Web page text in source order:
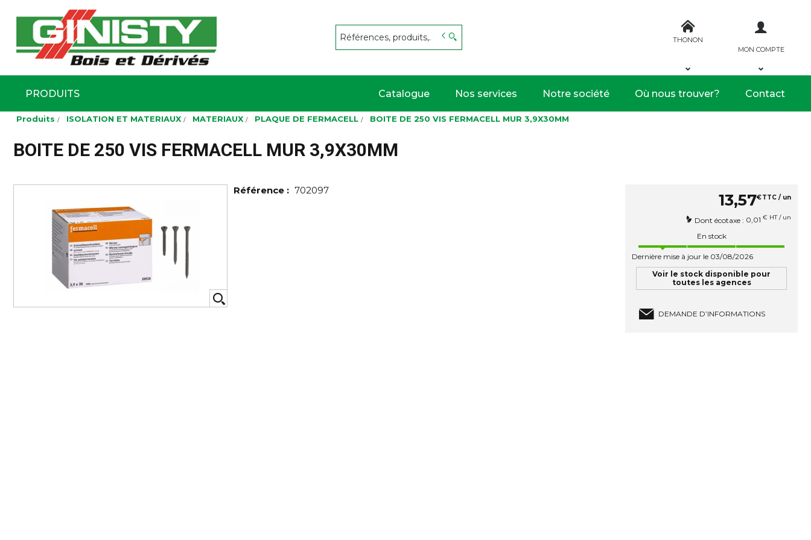
Aller
principal
THONON
MON COMPTE
PRODUITS Catalogue Nos services Notre société Où nous trouver? Contact
Produits ISOLATION ET MATERIAUX MATERIAUX PLAQUE DE FERMACELL BOITE DE 250 VIS FERMACELL MUR 3,9X30MM
BOITE DE 250 VIS FERMACELL MUR 3,9X30MM
Référence : 702097
13,57€TTC / un
Dont écotaxe : 0,01 € HT / un
En stock
Dernière mise à jour le 03/08/2026
Voir le stock disponible pour
toutes les agences
DEMANDE D’INFORMATIONS